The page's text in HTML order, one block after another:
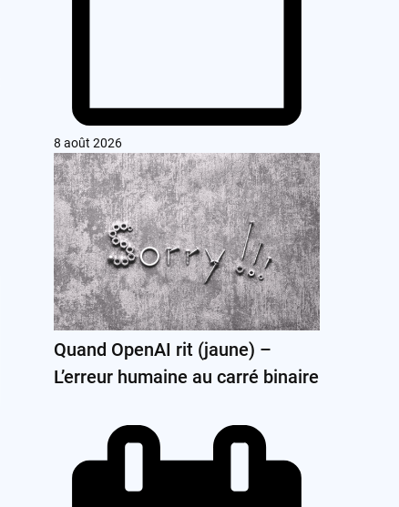
8 août 2026
Quand OpenAI rit (jaune) –
L’erreur humaine au carré binaire